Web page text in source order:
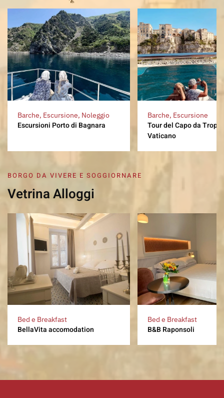
Barche, Escursione, Noleggio
Escursioni Porto di Bagnara
Barche, Escursione
Tour del Capo da
Vaticano
BORGO DA VIVERE E SOGGIORNARE
Vetrina Alloggi
Bed e Breakfast
BellaVita accomodation
Bed e Breakfast
B&B Raponsoli